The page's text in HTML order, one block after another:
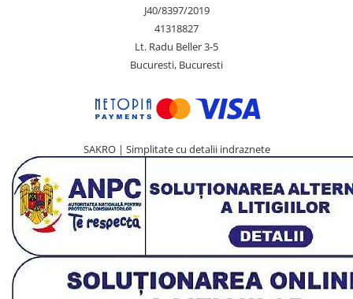
J40/8397/2019
41318827
Lt. Radu Beller 3-5
Bucuresti, Bucuresti
SAKRO | Simplitate cu detalii indraznete